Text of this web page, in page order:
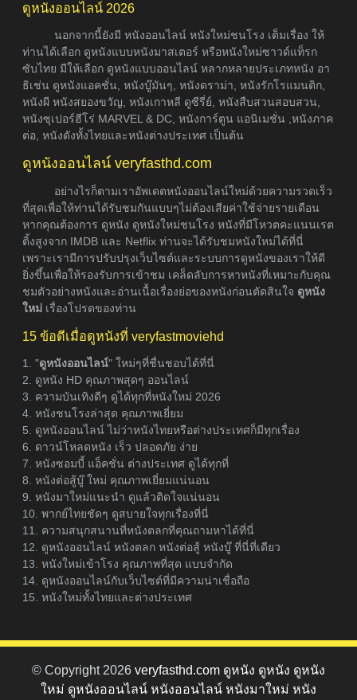
ดูหนังออนไลน์ 2026
นอกจากนี้ยังมี หนังออนไลน์ หนังใหม่ชนโรง เต็มเรื่อง ให้
ท่านได้เลือก ดูหนังแบบหนังมาสเตอร์ หรือหนังใหม่ซาวด์แท็รก
ซับไทย มีให้เลือก ดูหนังแบบออนไลน์ หลากหลายประเภทหนัง อา
ธิเช่น ดูหนังแอคชั่น, หนังบู๊มันๆ, หนังดราม่า, หนังรักโรแมนติก,
หนังผี หนังสยองขวัญ, หนังเกาหลี ดูซีรี่ย์, หนังสืบสวนสอบสวน,
หนังซุเปอร์ฮีโร่ MARVEL & DC, หนังการ์ตูน แอนิเมชั่น ,หนังภาค
ต่อ, หนังดังทั้งไทยและหนังต่างประเทศ เป็นต้น
ดูหนังออนไลน์ veryfasthd.com
อย่างไรก็ตามเราอัพเดตหนังออนไลน์ใหม่ด้วยความรวดเร็ว
ที่สุดเพื่อให้ท่านได้รับชมกันแบบๆไม่ต้องเสียค่าใช้จ่ายรายเดือน
หากคุณต้องการ ดูหนัง ดูหนังใหม่ชนโรง หนังที่มีโหวตคะแนนเรต
ติ้งสูงจาก IMDB และ Netflix ท่านจะได้รับชมหนังใหม่ได้ที่นี่
เพราะเรามีการปรับปรุงเว็บไซต์และระบบการดูหนังของเราให้ดี
ยิ่งขึ้นเพื่อให้รองรับการเข้าชม เคล็ดลับการหาหนังที่เหมาะกับคุณ
ชมตัวอย่างหนังและอ่านเนื้อเรื่องย่อของหนังก่อนตัดสินใจ ดูหนัง
ใหม่ เรื่องโปรดของท่าน
15 ข้อดีเมื่อดูหนังที่ veryfastmoviehd
1. "ดูหนังออนไลน์" ใหม่ๆที่ชื่นชอบได้ที่นี่
2. ดูหนัง HD คุณภาพสุดๆ ออนไลน์
3. ความบันเทิงดีๆ ดูได้ทุกที่หนังใหม่ 2026
4. หนังชนโรงล่าสุด คุณภาพเยี่ยม
5. ดูหนังออนไลน์ ไม่ว่าหนังไทยหรือต่างประเทศก็มีทุกเรื่อง
6. ดาวน์โหลดหนัง เร็ว ปลอดภัย ง่าย
7. หนังซอมบี้ แอ็คชั่น ต่างประเทศ ดูได้ทุกที่
8. หนังต่อสู้บู๊ ใหม่ คุณภาพเยี่ยมแน่นอน
9. หนังมาใหม่แนะนำ ดูแล้วติดใจแน่นอน
10. พากย์ไทยชัดๆ ดูสบายใจทุกเรื่องที่นี่
11. ความสนุกสนานที่หนังตลกที่คุณถามหาได้ที่นี่
12. ดูหนังออนไลน์ หนังตลก หนังต่อสู้ หนังบู๊ ที่นี่ที่เดียว
13. หนังใหม่เข้าโรง คุณภาพที่สุด แบบจำกัด
14. ดูหนังออนไลน์กับเว็บไซต์ที่มีความน่าเชื่อถือ
15. หนังใหม่ทั้งไทยและต่างประเทศ
© Copyright 2026 veryfasthd.com ดูหนัง ดูหนัง ดูหนัง
ใหม่ ดูหนังออนไลน์ หนังออนไลน์ หนังมาใหม่ หนัง